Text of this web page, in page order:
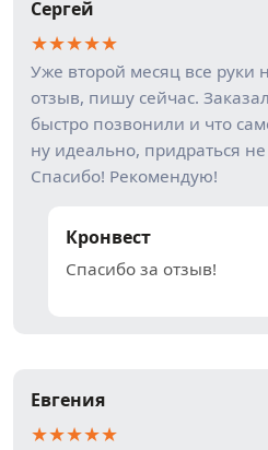
Сергей
★★★★★
Уже второй месяц все руки
отзыв, пишу сейчас.
быстро позвонили и что
ну идеально, придраться
Спасибо! Рекомендую!
Кронвест
Спасибо за отзыв!
Евгения
★★★★★